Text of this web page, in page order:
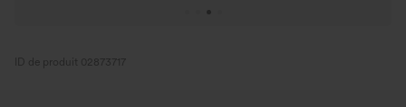
ID de produit 02873717